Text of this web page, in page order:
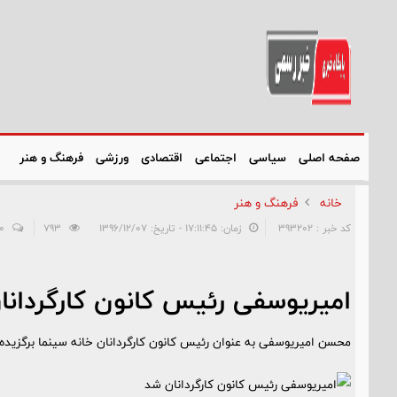
صفحه اصلی سیاسی اجتماعی اقتصادی ورزشی فرهنگ و هنر
خانه فرهنگ و هنر
کد خبر : 393202 زمان: ۱۷:۱۱:۴۵ - تاریخ: ۱۳۹۶/۱۲/۰۷ 0
امیریوسفی رئیس کانون
محسن امیریوسفی به عنوان رئیس کانون کارگردانان خانه سینما